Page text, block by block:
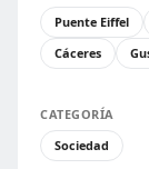
Puente Eiffel
Cáceres
CATEGORÍA
Sociedad